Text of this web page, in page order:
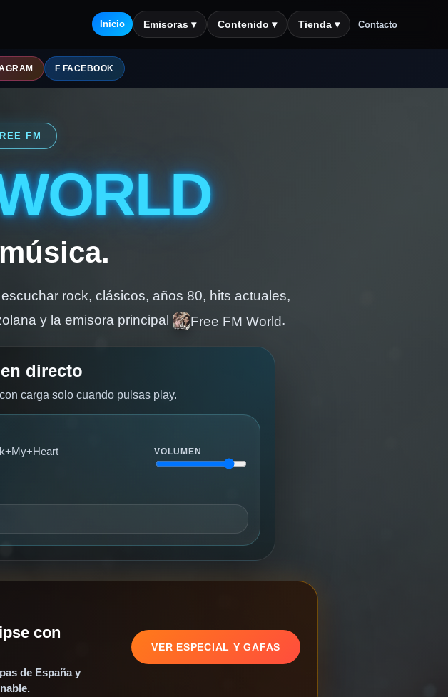
Inicio Emisoras ▾ Contenido ▾ Tienda ▾ Contacto
F FACEBOOK
FM
rock, clásicos, años 80, hits actuales,
y la emisora principal
Free FM World.
en directo
carga solo cuando pulsas play.
VOLUMEN
con
de España y
VER ESPECIAL Y GAFAS